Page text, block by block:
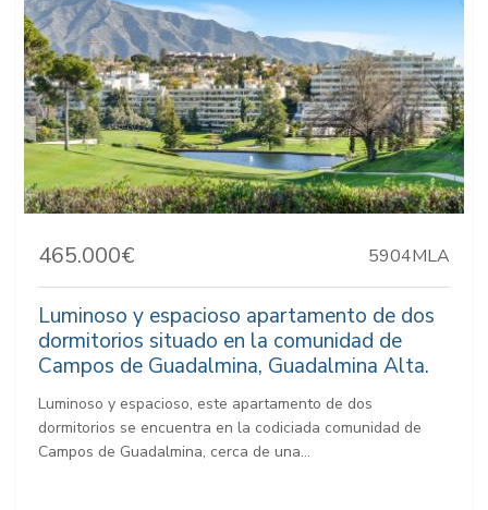
465.000€ 5904MLA
Luminoso y espacioso apartamento de dos
dormitorios situado en la comunidad de
Campos de Guadalmina, Guadalmina Alta.
Luminoso y espacioso, este apartamento de dos
dormitorios se encuentra en la codiciada comunidad de
Campos de Guadalmina, cerca de una...